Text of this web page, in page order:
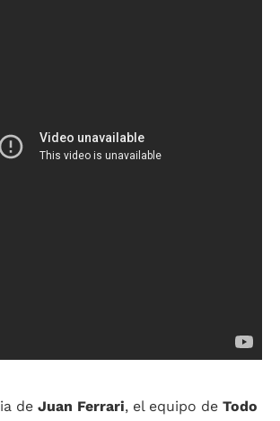
de Juan Ferrari, el equipo de Todo